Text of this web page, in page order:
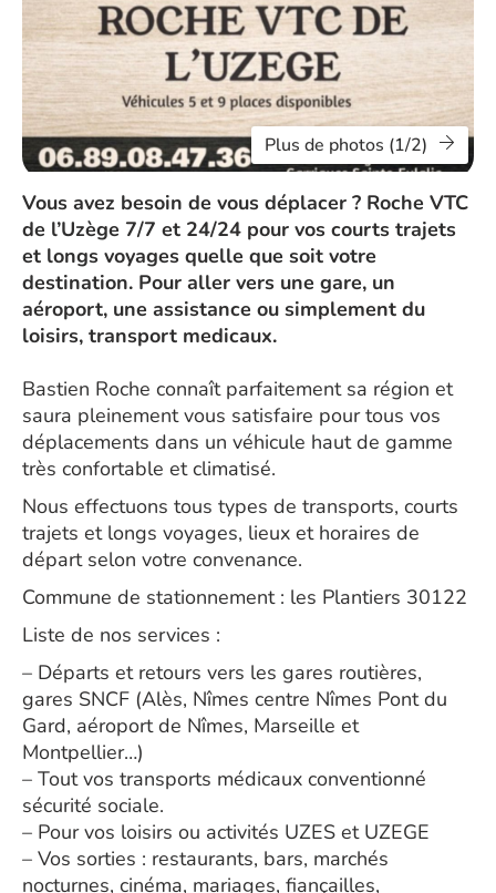
Plus de photos (1/2)
Vous avez besoin de vous déplacer ? Roche VTC
de l’Uzège 7/7 et 24/24 pour vos courts trajets
et longs voyages quelle que soit votre
destination. Pour aller vers une gare, un
aéroport, une assistance ou simplement du
loisirs, transport medicaux.
Bastien Roche connaît parfaitement sa région et
saura pleinement vous satisfaire pour tous vos
déplacements dans un véhicule haut de gamme
très confortable et climatisé.
Nous effectuons tous types de transports, courts
trajets et longs voyages, lieux et horaires de
départ selon votre convenance.
Commune de stationnement : les Plantiers 30122
Liste de nos services :
– Départs et retours vers les gares routières,
gares SNCF (Alès, Nîmes centre Nîmes Pont du
Gard, aéroport de Nîmes, Marseille et
Montpellier…)
– Tout vos transports médicaux conventionné
sécurité sociale.
– Pour vos loisirs ou activités UZES et UZEGE
– Vos sorties : restaurants, bars, marchés
nocturnes, cinéma, mariages, fiançailles,